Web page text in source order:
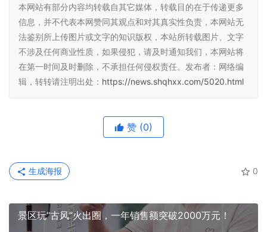
本网站有部分内容均转载自其它媒体，转载目的在于传递更多
信息，并不代表本网赞同其观点和对其真实性负责，本网站无
法鉴别所上传图片或文字的知识版权，本站所转载图片、文字
不涉及任何商业性质，如果侵犯，请及时通知我们，本网站将
在第一时间及时删除，不承担任何侵权责任。发布者：网络编
辑，转转请注明出处： https://news.shqhxx.com/5020.html
赞 (0)
0
生成海报
景区玩“古风”火出圈，一年销售额突破2000万元！